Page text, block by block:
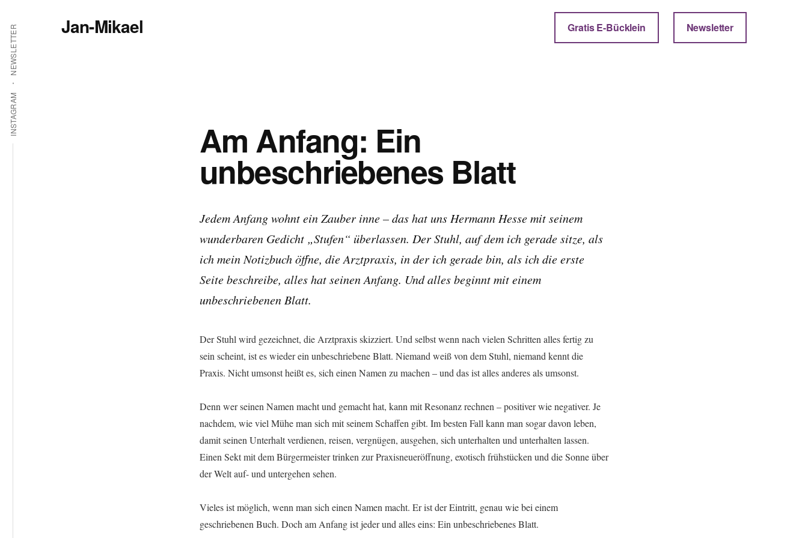
springen
Additional
menu
INSTAGRAM
NEWSLETTER Jan-Mikael Gratis E-Bücklein Newsletter
Am Anfang: Ein
unbeschriebenes Blatt
Jedem Anfang wohnt ein Zauber inne – das hat uns Hermann Hesse mit seinem
wunderbaren Gedicht „Stufen“ überlassen. Der Stuhl, auf dem ich gerade sitze, als
ich mein Notizbuch öffne, die Arztpraxis, in der ich gerade bin, als ich die erste
Seite beschreibe, alles hat seinen Anfang. Und alles beginnt mit einem
unbeschriebenen Blatt.
Der Stuhl wird gezeichnet, die Arztpraxis skizziert. Und selbst wenn nach vielen Schritten alles fertig zu
sein scheint, ist es wieder ein unbeschriebene Blatt. Niemand weiß von dem Stuhl, niemand kennt die
Praxis. Nicht umsonst heißt es, sich einen Namen zu machen – und das ist alles anderes als umsonst.
Denn wer seinen Namen macht und gemacht hat, kann mit Resonanz rechnen – positiver wie negativer. Je
nachdem, wie viel Mühe man sich mit seinem Schaffen gibt. Im besten Fall kann man sogar davon leben,
damit seinen Unterhalt verdienen, reisen, vergnügen, ausgehen, sich unterhalten und unterhalten lassen.
Einen Sekt mit dem Bürgermeister trinken zur Praxisneueröffnung, exotisch frühstücken und die Sonne über
der Welt auf- und untergehen sehen.
Vieles ist möglich, wenn man sich einen Namen macht. Er ist der Eintritt, genau wie bei einem
geschriebenen Buch. Doch am Anfang ist jeder und alles eins: Ein unbeschriebenes Blatt.